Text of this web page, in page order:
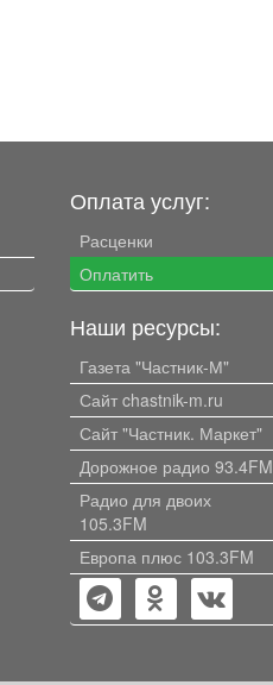
Оплата услуг:
Расценки
Оплатить
Наши ресурсы:
Газета "Частник-М"
Сайт chastnik-m.ru
Сайт "Частник. Маркет"
Дорожное радио 93.4FM
Радио для двоих
105.3FM
Европа плюс 103.3FM